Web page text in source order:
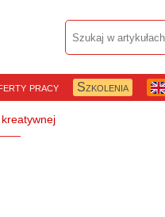
pracy Szkolenia